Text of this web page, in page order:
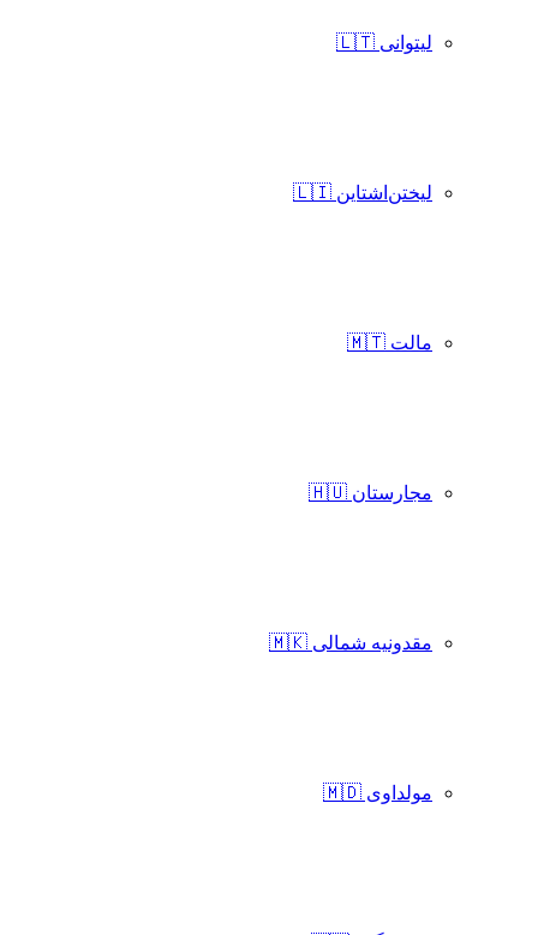
لیتوانی 🇱🇹
لیختن‌اشتاین 🇱🇮
مالت 🇲🇹
مجارستان 🇭🇺
مقدونیه شمالی 🇲🇰
مولداوی 🇲🇩